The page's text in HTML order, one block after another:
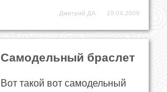
Дмитрий ДА 10.04.2009
Самодельный браслет
Вот такой вот самодельный